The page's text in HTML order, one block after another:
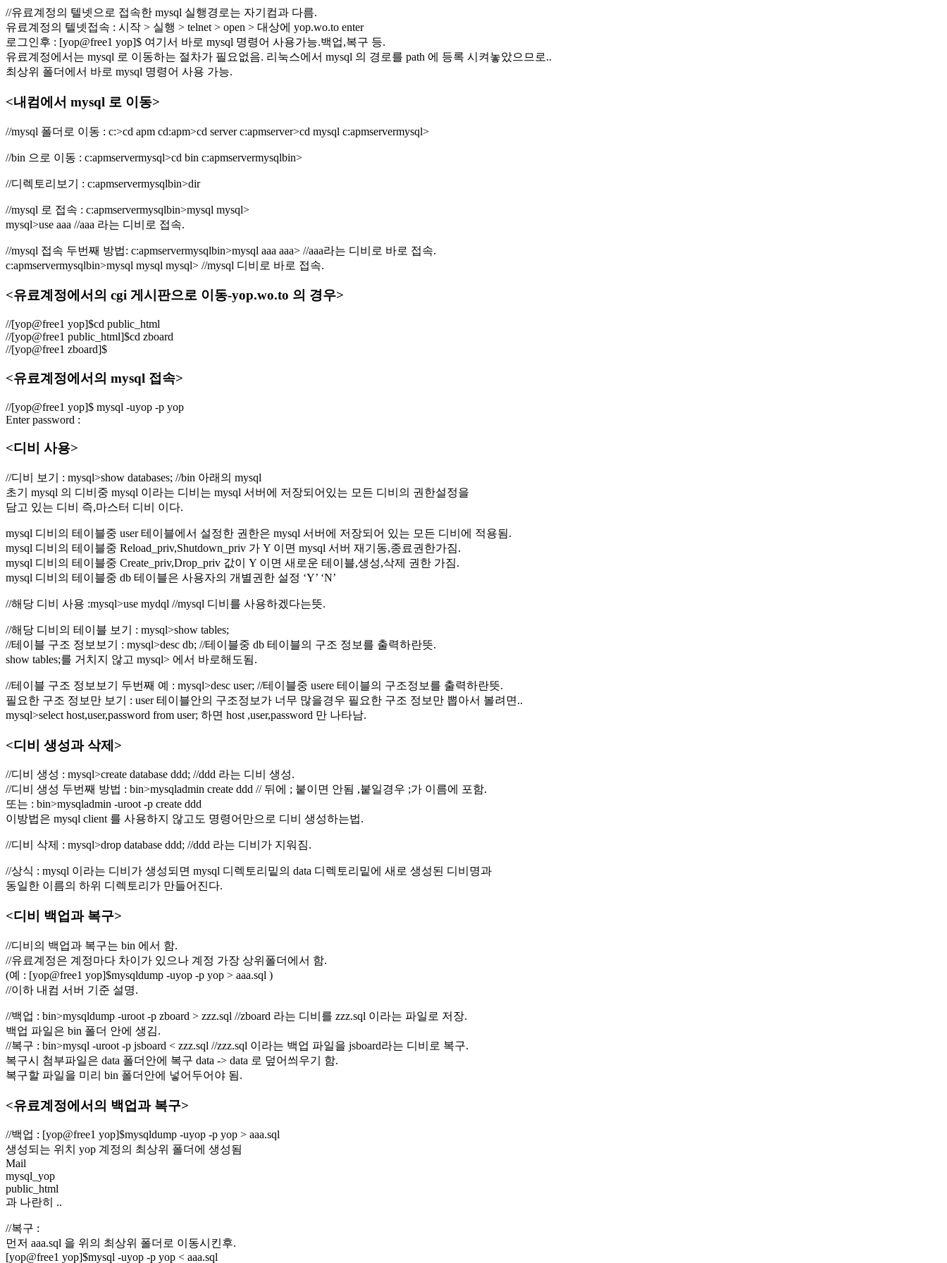
//유료계정의 텔넷으로 접속한 mysql 실행경로는 자기컴과 다름.
유료계정의 텔넷접속 : 시작 > 실행 > telnet > open > 대상에 yop.wo.to enter
로그인후 : [yop@free1 yop]$ 여기서 바로 mysql 명령어 사용가능.백업,복구 등.
유료계정에서는 mysql 로 이동하는 절차가 필요없음. 리눅스에서 mysql 의 경로를 path 에 등록 시켜놓았으므로..
최상위 폴더에서 바로 mysql 명령어 사용 가능.
<내컴에서 mysql 로 이동>
//mysql 폴더로 이동 : c:>cd apm cd:apm>cd server c:apmserver>cd mysql c:apmservermysql>
//bin 으로 이동 : c:apmservermysql>cd bin c:apmservermysqlbin>
//디렉토리보기 : c:apmservermysqlbin>dir
//mysql 로 접속 : c:apmservermysqlbin>mysql mysql>
mysql>use aaa //aaa 라는 디비로 접속.
//mysql 접속 두번째 방법: c:apmservermysqlbin>mysql aaa aaa> //aaa라는 디비로 바로 접속.
c:apmservermysqlbin>mysql mysql mysql> //mysql 디비로 바로 접속.
<유료계정에서의 cgi 게시판으로 이동-yop.wo.to 의 경우>
//[yop@free1 yop]$cd public_html
//[yop@free1 public_html]$cd zboard
//[yop@free1 zboard]$
<유료계정에서의 mysql 접속>
//[yop@free1 yop]$ mysql -uyop -p yop
Enter password :
<디비 사용>
//디비 보기 : mysql>show databases; //bin 아래의 mysql
초기 mysql 의 디비중 mysql 이라는 디비는 mysql 서버에 저장되어있는 모든 디비의 권한설정을
담고 있는 디비 즉,마스터 디비 이다.
mysql 디비의 테이블중 user 테이블에서 설정한 권한은 mysql 서버에 저장되어 있는 모든 디비에 적용됨.
mysql 디비의 테이블중 Reload_priv,Shutdown_priv 가 Y 이면 mysql 서버 재기동,종료권한가짐.
mysql 디비의 테이블중 Create_priv,Drop_priv 값이 Y 이면 새로운 테이블,생성,삭제 권한 가짐.
mysql 디비의 테이블중 db 테이블은 사용자의 개별권한 설정 ‘Y’ ‘N’
//해당 디비 사용 :mysql>use mydql //mysql 디비를 사용하겠다는뜻.
//해당 디비의 테이블 보기 : mysql>show tables;
//테이블 구조 정보보기 : mysql>desc db; //테이블중 db 테이블의 구조 정보를 출력하란뜻.
show tables;를 거치지 않고 mysql> 에서 바로해도됨.
//테이블 구조 정보보기 두번째 예 : mysql>desc user; //테이블중 usere 테이블의 구조정보를 출력하란뜻.
필요한 구조 정보만 보기 : user 테이블안의 구조정보가 너무 많을경우 필요한 구조 정보만 뽑아서 볼려면..
mysql>select host,user,password from user; 하면 host ,user,password 만 나타남.
<디비 생성과 삭제>
//디비 생성 : mysql>create database ddd; //ddd 라는 디비 생성.
//디비 생성 두번째 방법 : bin>mysqladmin create ddd // 뒤에 ; 붙이면 안됨 ,붙일경우 ;가 이름에 포함.
또는 : bin>mysqladmin -uroot -p create ddd
이방법은 mysql client 를 사용하지 않고도 명령어만으로 디비 생성하는법.
//디비 삭제 : mysql>drop database ddd; //ddd 라는 디비가 지워짐.
//상식 : mysql 이라는 디비가 생성되면 mysql 디렉토리밑의 data 디렉토리밑에 새로 생성된 디비명과
동일한 이름의 하위 디렉토리가 만들어진다.
<디비 백업과 복구>
//디비의 백업과 복구는 bin 에서 함.
//유료계정은 계정마다 차이가 있으나 계정 가장 상위폴더에서 함.
(예 : [yop@free1 yop]$mysqldump -uyop -p yop > aaa.sql )
//이하 내컴 서버 기준 설명.
//백업 : bin>mysqldump -uroot -p zboard > zzz.sql //zboard 라는 디비를 zzz.sql 이라는 파일로 저장.
백업 파일은 bin 폴더 안에 생김.
//복구 : bin>mysql -uroot -p jsboard < zzz.sql //zzz.sql 이라는 백업 파일을 jsboard라는 디비로 복구.
복구시 첨부파일은 data 폴더안에 복구 data -> data 로 덮어씌우기 함.
복구할 파일을 미리 bin 폴더안에 넣어두어야 됨.
<유료계정에서의 백업과 복구>
//백업 : [yop@free1 yop]$mysqldump -uyop -p yop > aaa.sql
생성되는 위치 yop 계정의 최상위 폴더에 생성됨
Mail
mysql_yop
public_html
과 나란히 ..
//복구 :
먼저 aaa.sql 을 위의 최상위 폴더로 이동시킨후.
[yop@free1 yop]$mysql -uyop -p yop < aaa.sql